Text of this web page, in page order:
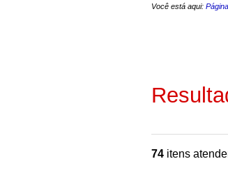
Você está aqui:
74 itens